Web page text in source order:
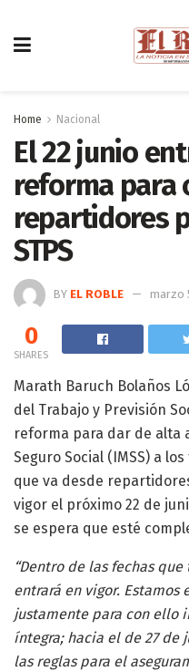
Home Nacional
El 22 junio
reforma para
repartidores
STPS
BY EL ROBLE marzo
0
SHARES
Marath Baruch Bolaños
del Trabajo y Previsión
reforma para dar de alta
Seguro Social (IMSS) a
que va desde
vigor el próximo 22 de
se espera que esté
“Dentro de las fechas
entrará en vigor.
justamente para con ello
íntegra; hacia el de 27
las reglas para el